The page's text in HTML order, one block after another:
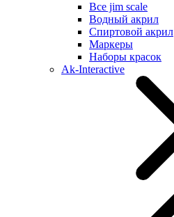
Все jim scale
Водный акрил
Спиртовой акрил
Маркеры
Наборы красок
Ak-Interactive